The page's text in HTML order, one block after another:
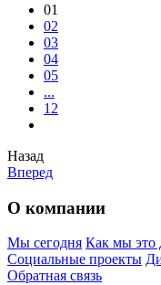
01
02
03
04
05
...
12
Назад
Вперед
О компании
Мы сегодня Как мы это
Социальные проекты
Обратная связь